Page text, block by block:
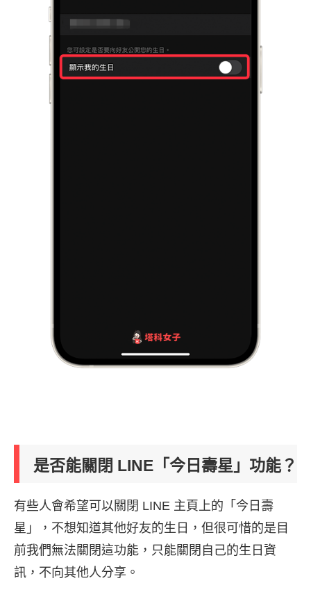
是否能關閉 LINE「今日壽星」功能？
有些人會希望可以關閉 LINE 主頁上的「今日壽
星」，不想知道其他好友的生日，但很可惜的是目
前我們無法關閉這功能，只能關閉自己的生日資
訊，不向其他人分享。